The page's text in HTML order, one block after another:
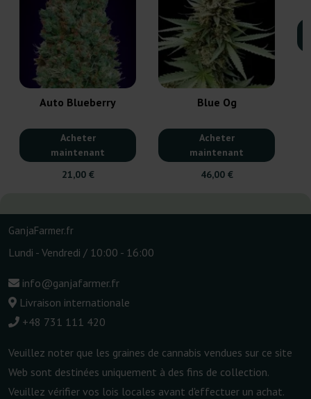
Auto Blueberry
Acheter
maintenant
21,00 €
Blue Og
Acheter
maintenant
46,00 €
GanjaFarmer.fr
Lundi - Vendredi / 10:00 - 16:00
info@ganjafarmer.fr
Livraison internationale
+48 731 111 420
Veuillez noter que les graines de cannabis vendues sur ce site
Web sont destinées uniquement à des fins de collection.
Veuillez vérifier vos lois locales avant d'effectuer un achat.